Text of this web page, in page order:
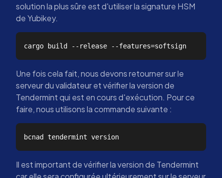
solution la plus sûre est d'utiliser la signature HSM
de Yubikey.
Une fois cela fait, nous devons retourner sur le
serveur du validateur et vérifier la version de
Tendermint qui est en cours d'exécution. Pour ce
faire, nous utilisons la commande suivante :
Il est important de vérifier la version de Tendermint